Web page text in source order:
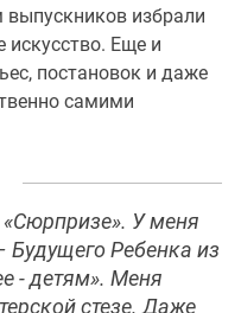
выпускников избрали
искусство. Еще и
постановок и даже
самими
У меня
Ребенка из
- детям». Меня
стезе. Даже